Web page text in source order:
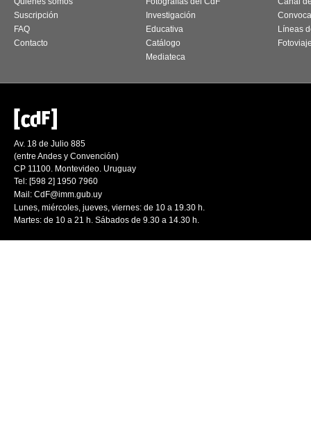
Suscripción
FAQ
Contacto
Investigación
Educativa
Catálogo
Mediateca
Líneas
Av. 18 de Julio 885
(entre Andes y Convención)
CP 11100. Montevideo. Uruguay
Tel: [598 2] 1950 7960
Mail: CdF@imm.gub.uy
Lunes, miércoles, jueves, viernes: de 10 a 19.30 h.
Martes: de 10 a 21 h. Sábados de 9.30 a 14.30 h.